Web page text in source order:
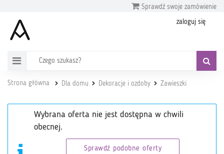
Sprawdź swoje zamówienie
zaloguj się
Strona główna Dla domu Dekoracje i ozdoby Zawieszki
Wybrana oferta nie jest dostępna w chwili
obecnej.
Sprawdź podobne oferty